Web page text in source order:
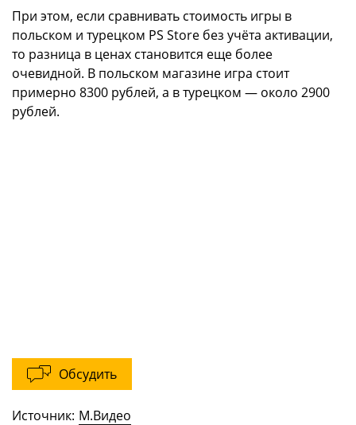
При этом, если сравнивать стоимость игры в
польском и турецком PS Store без учёта активации,
то разница в ценах становится еще более
очевидной. В польском магазине игра стоит
примерно 8300 рублей, а в турецком — около 2900
рублей.
Обсудить
Источник: М.Видео